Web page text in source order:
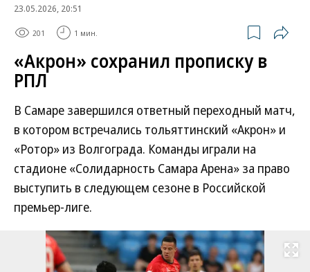
23.05.2026, 20:51
201 1 мин.
«Акрон» сохранил прописку в
РПЛ
В Самаре завершился ответный переходный матч,
в котором встречались тольяттинский «Акрон» и
«Ротор» из Волгограда. Команды играли на
стадионе «Солидарность Самара Арена» за право
выступить в следующем сезоне в Российской
премьер-лиге.
Развернуть